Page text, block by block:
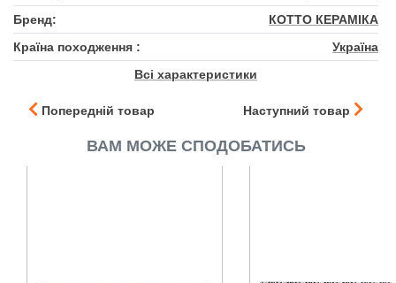
Бренд:
КОТТО КЕРАМІКА
Країна походження :
Україна
Всі характеристики
Попередній товар Наступний товар
ВАМ МОЖЕ СПОДОБАТИСЬ